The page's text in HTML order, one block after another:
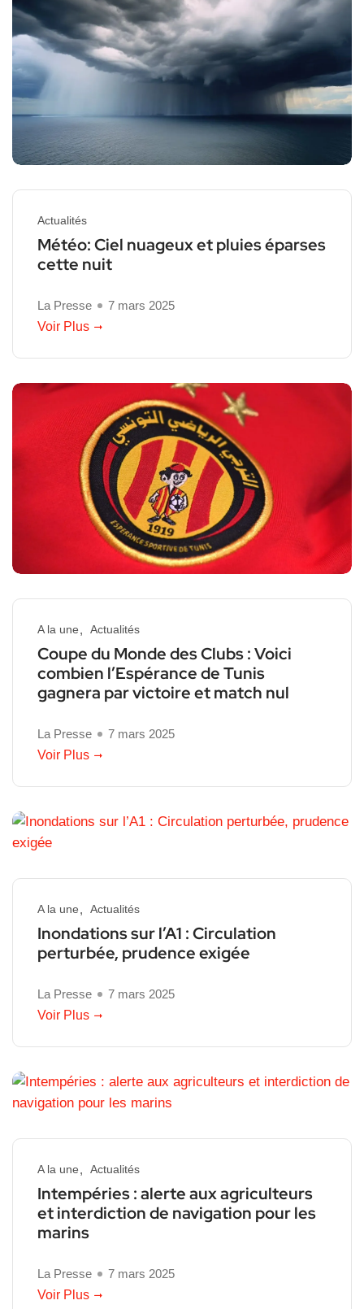
Actualités
Météo: Ciel nuageux et pluies éparses
cette nuit
La Presse
7 mars 2025
Voir Plus
A la une Actualités
Coupe du Monde des Clubs : Voici
combien l’Espérance de Tunis
gagnera par victoire et match nul
La Presse
7 mars 2025
Voir Plus
A la une Actualités
Inondations sur l’A1 : Circulation
perturbée, prudence exigée
La Presse
7 mars 2025
Voir Plus
A la une Actualités
Intempéries : alerte aux agriculteurs
et interdiction de navigation pour les
marins
La Presse
7 mars 2025
Voir Plus